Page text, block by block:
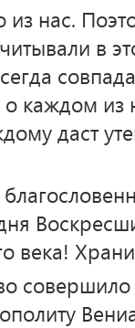
из нас.
в
каждом из
даст
века!